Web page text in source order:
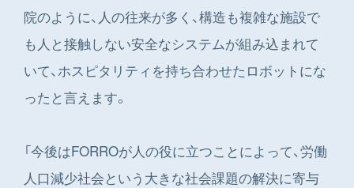
院のように、人の往来が多く、構造も複雑な施設で
も人と接触しない安全なシステムが組み込まれて
いて、ホスピタリティを持ち合わせたロボットにな
ったと言えます。
「今後はFORROが人の役に立つことによって、労働
人口減少社会という大きな社会課題の解決に寄与